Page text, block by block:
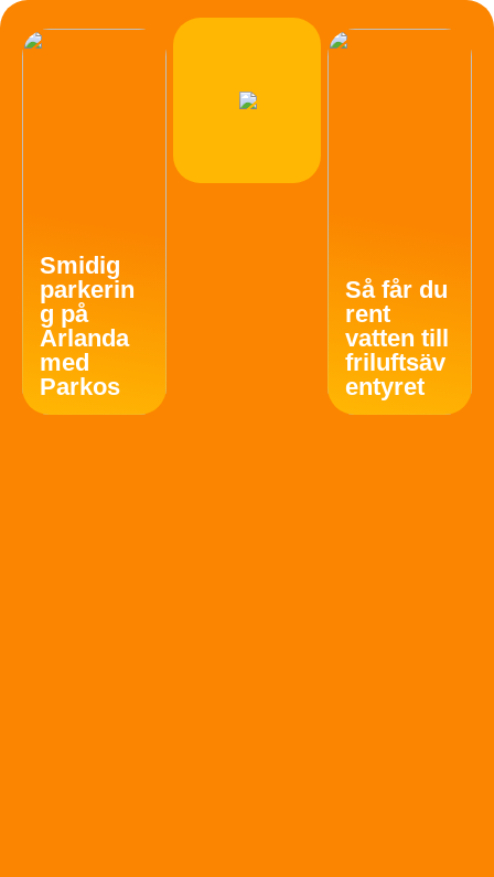
Smidig
parkerin
g på
Arlanda
med
Parkos
Så får du
rent
vatten till
friluftsäv
entyret